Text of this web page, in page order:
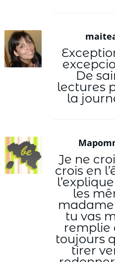
De
lectures
la
Je ne
crois en
les
tu vas
remplie
toujours
tirer